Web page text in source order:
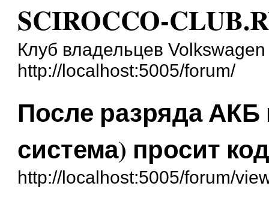
SCIROCCO-
Клуб владельцев
http://localhost:5005/forum/
После разряда АКБ
система) просит
http://localhost:5005/forum/